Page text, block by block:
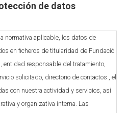
de datos
normativa aplicable, los datos de
en ficheros de titularidad de Fundació
entidad responsable del tratamiento,
solicitado, directorio de contactos , el
con nuestra actividad y servicios, así
y organizativa interna. Las